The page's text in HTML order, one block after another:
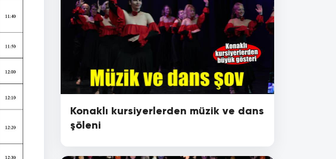
Konaklı kursiyerlerden müzik ve dans
şöleni